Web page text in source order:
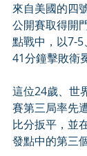
來自美國的四
公開賽取得開
點戰中，以7-
41分鐘擊敗衛
這位24歲、世
賽第三局率先
比分扳平，並
發點中的第三